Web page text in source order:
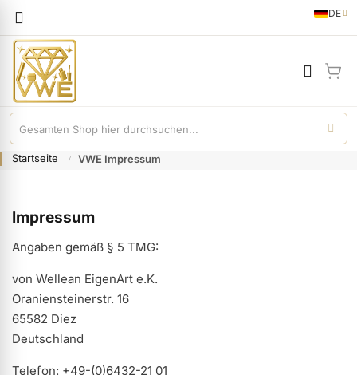
Sprache
DE
German
Startseite VWE Impressum
Impressum
Angaben gemäß § 5 TMG:
von Wellean EigenArt e.K.
Oraniensteinerstr. 16
65582 Diez
Deutschland
Telefon: +49-(0)6432-21 01